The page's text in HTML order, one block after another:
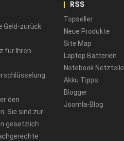
Geld-zurück
für Ihren
den
Sie sind zur
gesetzlich
RSS
Topseller
Neue Produkte
Site Map
Laptop Batterien
Notebook Netzteile
Akku Tipps
Blogger
Joomla-Blog